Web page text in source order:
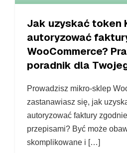
Jak uzyskać token
autoryzować
WooCommerce?
poradnik dla
Prowadzisz mikro-sklep
zastanawiasz się, jak
autoryzować faktury
przepisami? Być może
skomplikowane i […]